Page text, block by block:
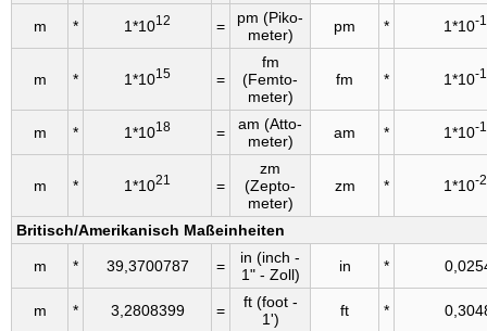
m * 1*1012 =
pm (Piko­
meter)
pm * 1*10-
m * 1*1015 =
fm
(Femto­
meter)
fm * 1*10-
m * 1*1018 =
am (Atto­
meter)
am * 1*10-
m * 1*1021 =
zm
(Zepto­
meter)
zm * 1*10-
Britisch/Amerikanisch Maßeinheiten
m * 39,3700787 =
in (inch -
1" - Zoll)
in *
m * 3,2808399 =
ft (foot -
1')
ft *